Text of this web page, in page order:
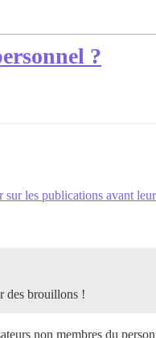
?
sur les publications avant
des brouillons !
non membres du